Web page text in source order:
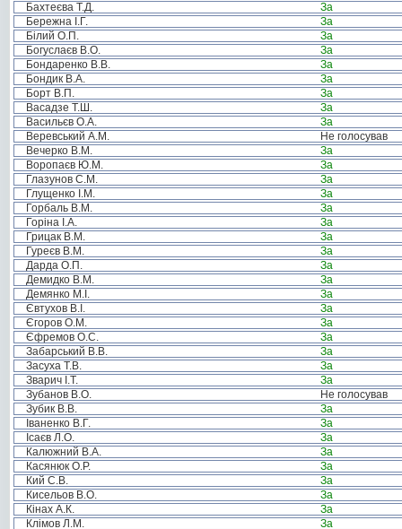
Бахтеєва Т.Д.
За
Бережна І.Г.
За
Білий О.П.
За
Богуслаєв В.О.
За
Бондаренко В.В.
За
Бондик В.А.
За
Борт В.П.
За
Васадзе Т.Ш.
За
Васильєв О.А.
За
Веревський А.М.
Не голосував
Вечерко В.М.
За
Воропаєв Ю.М.
За
Глазунов С.М.
За
Глущенко І.М.
За
Горбаль В.М.
За
Горіна І.А.
За
Грицак В.М.
За
Гуреєв В.М.
За
Дарда О.П.
За
Демидко В.М.
За
Демянко М.І.
За
Євтухов В.І.
За
Єгоров О.М.
За
Єфремов О.С.
За
Забарський В.В.
За
Засуха Т.В.
За
Зварич І.Т.
За
Зубанов В.О.
Не голосував
Зубик В.В.
За
Іваненко В.Г.
За
Ісаєв Л.О.
За
Калюжний В.А.
За
Касянюк О.Р.
За
Кий С.В.
За
Кисельов В.О.
За
Кінах А.К.
За
Клімов Л.М.
За